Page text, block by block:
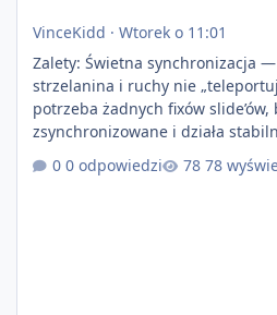
VinceKidd · Wtorek o 11:01
Zalety: Świetna synchronizacja
strzelanina i ruchy nie
potrzeba żadnych fixów
zsynchronizowane i działa stabilnie) Ładne wejście
+ solidny antycheat na poziomie
pisanie własnych modów i
0 odpowiedzi 78